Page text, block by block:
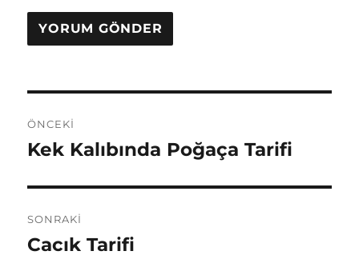
gezinmesi
ÖNCEKI
Önceki
Kek Kalıbında Poğaça Tarifi
SONRAKI
Sonraki
Cacık Tarifi